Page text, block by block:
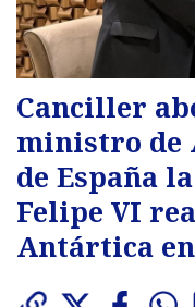
Canciller
ministro de
de España
Felipe VI
Antártica